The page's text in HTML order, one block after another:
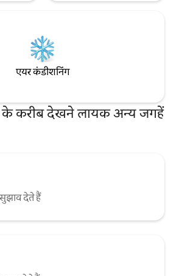
एयर कंडीशनिंग
करीब देखने लायक अन्य जगहें
देते हैं